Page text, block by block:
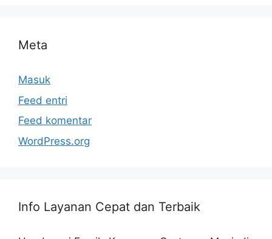
Meta
Masuk
Feed entri
Feed komentar
WordPress.org
Info Layanan Cepat dan Terbaik